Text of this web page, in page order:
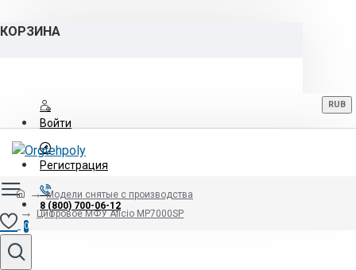
КОРЗИНА
Войти
Регистрация
8 (800) 700-06-12
RUB
0
Модели снятые с производства
Цифровое МФУ Aficio MP7000SP